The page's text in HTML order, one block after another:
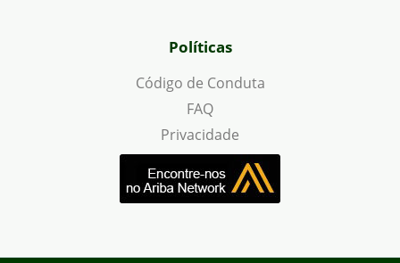
Políticas
Código de Conduta
FAQ
Privacidade